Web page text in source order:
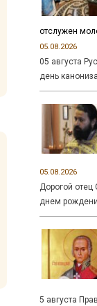
отслужен
05.08.2026
05 августа
день
05.08.2026
Дорогой
днем
5 августа